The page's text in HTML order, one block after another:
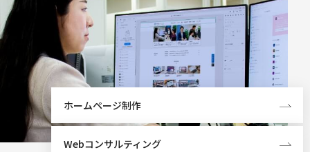
ホームページ制作
Webコンサルティング